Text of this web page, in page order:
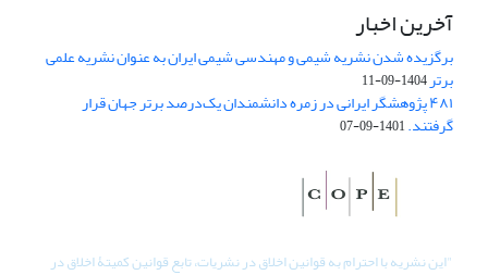
آخرین اخبار
برگزیده شدن نشریه شیمی و مهندسی شیمی ایران به عنوان نشریه علمی
برتر1404-09-11
۴۸۱ پژوهشگر ایرانی در زمره دانشمندان یک‌درصد برتر جهان قرار
گرفتند.1401-09-07
"این نشریه با احترام به قوانین اخلاق در نشریات، تابع قوانین کمیتۀ اخلاق در